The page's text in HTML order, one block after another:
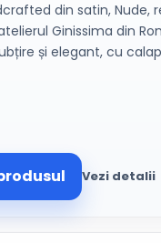
din satin, Nude,
Ginissima din
și elegant, cu
Vezi detalii